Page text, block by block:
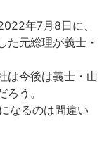
年7月8日に、
た元総理が義士・
は今後は義士・山
う。
なるのは間違い